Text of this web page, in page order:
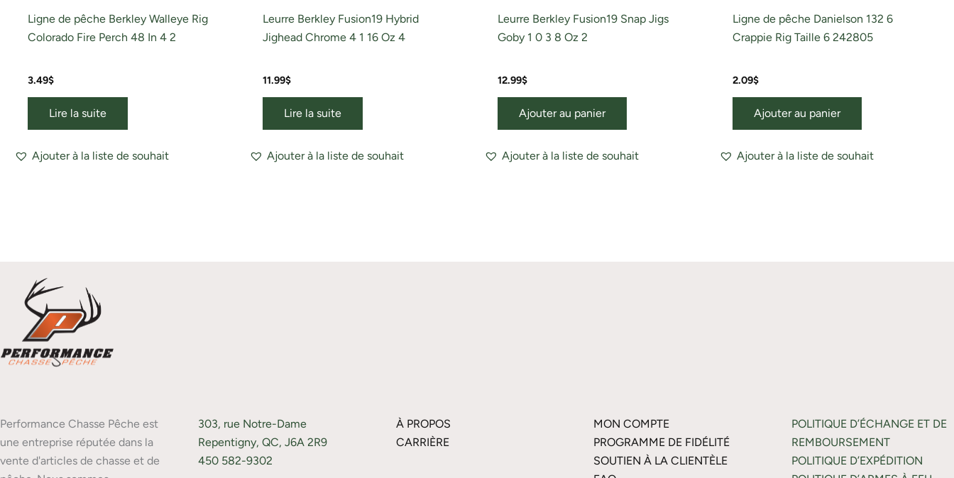
Ligne de pêche Berkley Walleye Rig
Colorado Fire Perch 48 In 4 2
3.49$
Lire la suite
Ajouter à la liste de souhait
Leurre Berkley Fusion19 Hybrid
Jighead Chrome 4 1 16 Oz 4
11.99$
Lire la suite
Ajouter à la liste de souhait
Leurre Berkley Fusion19 Snap Jigs
Goby 1 0 3 8 Oz 2
12.99$
Ajouter au panier
Ajouter à la liste de souhait
Ligne de pêche Danielson 132 6
Crappie Rig Taille 6 242805
2.09$
Ajouter au panier
Ajouter à la liste de souhait
Performance Chasse Pêche est
une entreprise réputée dans la
vente d'articles de chasse et de
303, rue Notre-Dame
Repentigny, QC, J6A 2R9
450 582-9302
À PROPOS
CARRIÈRE
MON COMPTE
PROGRAMME DE FIDÉLITÉ
SOUTIEN À LA CLIENTÈLE
POLITIQUE D’ÉCHANGE ET DE
REMBOURSEMENT
POLITIQUE D’EXPÉDITION